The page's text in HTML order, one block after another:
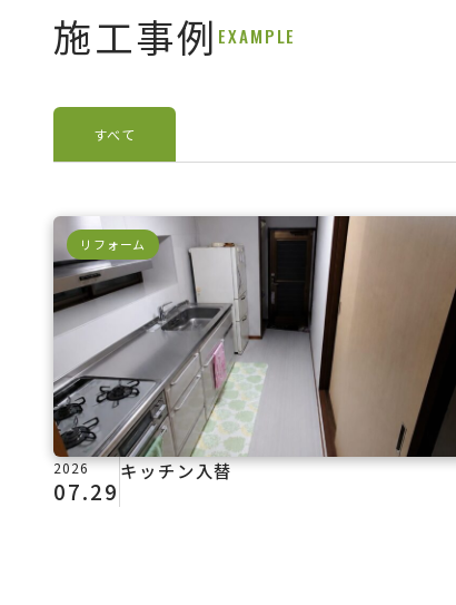
EXAMPLE
施工事例
すべて
リフォーム
2026
07.29
キッチン入替